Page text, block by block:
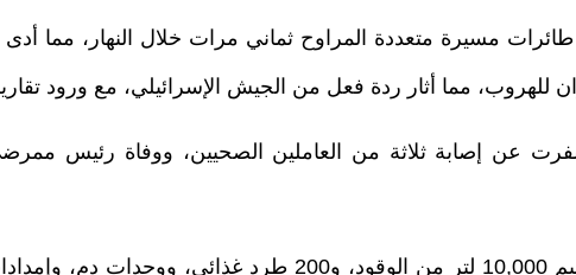
مسيرة متعددة المراوح ثماني مرات خلال النهار، مما
للهروب، مما أثار ردة فعل من الجيش الإسرائيلي، مع ورود
بين 28 نوفمبر و4 ديسمبر أسفرت عن إصابة ثلاثة من العاملين الصحيين،
وأوضح بيبركورن أن منظمة الصحة العالمية قامت بتسليم 10,000